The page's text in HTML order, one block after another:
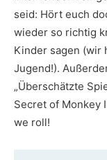
seid: Hört euch
wieder so richtig
Kinder sagen (wir
Jugend!).
„Überschätzte
Secret of Monkey
we roll!